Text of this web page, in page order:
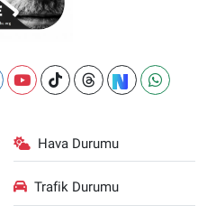
Hava Durumu
Trafik Durumu